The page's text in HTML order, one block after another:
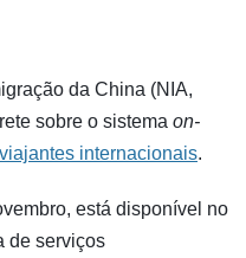
da China (NIA,
sobre o sistema on-
internacionais.
está disponível no
de serviços